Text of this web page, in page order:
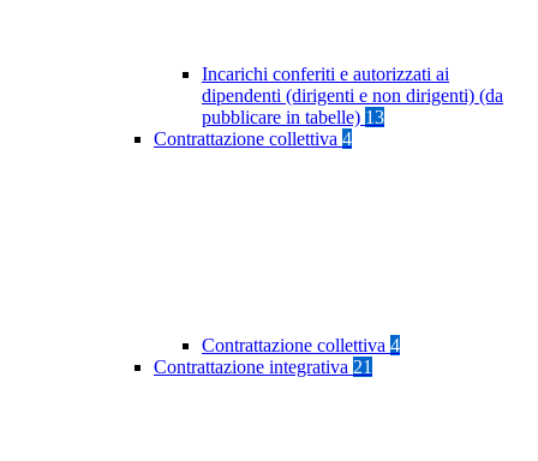
Incarichi conferiti e autorizzati ai
dipendenti (dirigenti e non dirigenti) (da
pubblicare in tabelle) 13
Contrattazione collettiva 4
Contrattazione collettiva 4
Contrattazione integrativa 21